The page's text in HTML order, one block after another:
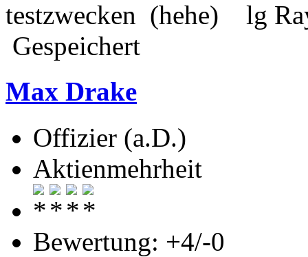
testzwecken (hehe) lg
Gespeichert
Max Drake
Offizier (a.D.)
Aktienmehrheit
Bewertung: +4/-0